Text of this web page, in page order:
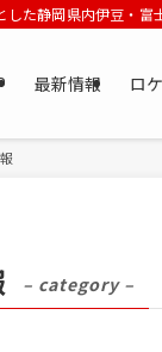
した静岡県内伊豆・
最新情報 ロ
– category –